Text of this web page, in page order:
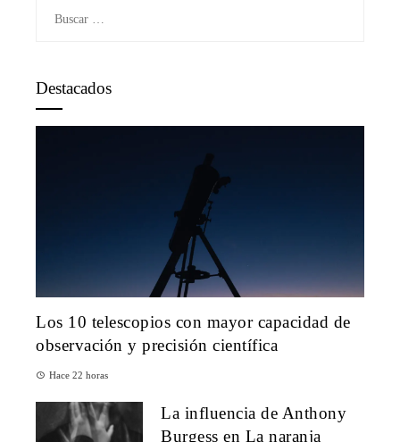
Destacados
Los 10 telescopios con mayor capacidad de
observación y precisión científica
Hace 22 horas
La influencia de Anthony
Burgess en La naranja